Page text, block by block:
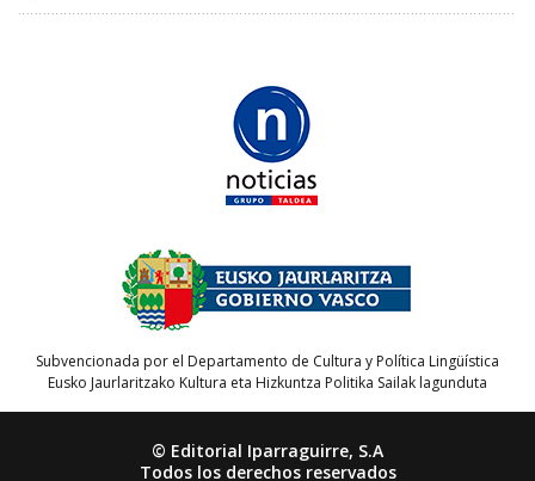
Subvencionada por el Departamento de Cultura y Política Lingüística
Eusko Jaurlaritzako Kultura eta Hizkuntza Politika Sailak lagunduta
© Editorial Iparraguirre, S.A
Todos los derechos reservados